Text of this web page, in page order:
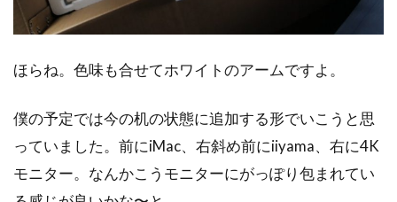
ほらね。色味も合せてホワイトのアームですよ。
僕の予定では今の机の状態に追加する形でいこうと思
っていました。前にiMac、右斜め前にiiyama、右に4K
モニター。なんかこうモニターにがっぽり包まれてい